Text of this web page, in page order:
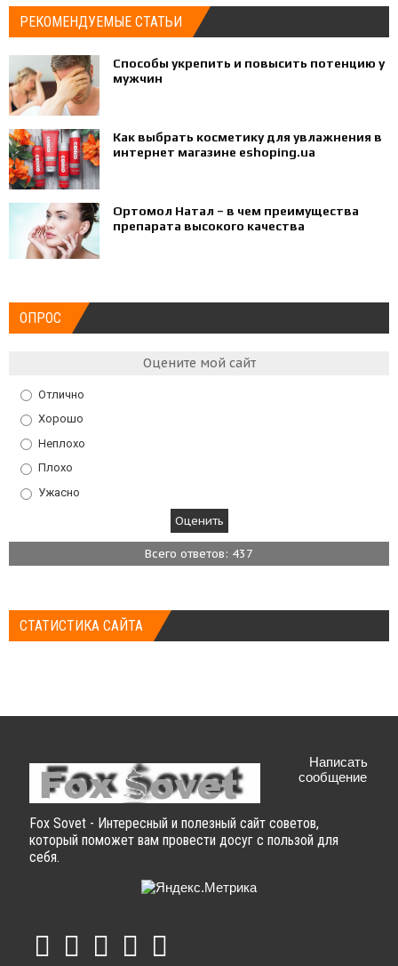
РЕКОМЕНДУЕМЫЕ СТАТЬИ
Способы укрепить и повысить потенцию у
мужчин
Как выбрать косметику для увлажнения в
интернет магазине eshoping.ua
Ортомол Натал – в чем преимущества
препарата высокого качества
ОПРОС
Оцените мой сайт
Отлично
Хорошо
Неплохо
Плохо
Ужасно
Всего ответов: 437
СТАТИСТИКА САЙТА
Fox Sovet - Интересный и полезный сайт советов,
который поможет вам провести досуг с пользой для
себя.
Написать
сообщение